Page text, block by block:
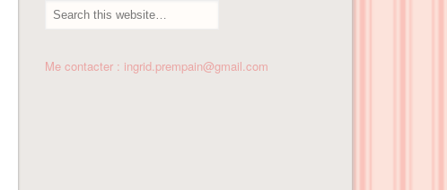
Me contacter : ingrid.prempain@gmail.com